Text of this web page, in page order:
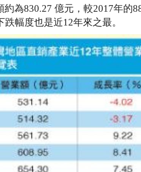
為830.27 億元，較2017年的
幅度也是近12年來之最。